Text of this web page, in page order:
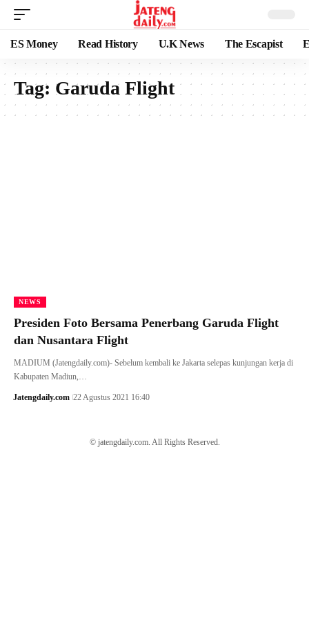
ES Money Read History U.K News The Escapist
Tag: Garuda Flight
NEWS
Presiden Foto Bersama Penerbang Garuda Flight
dan Nusantara Flight
MADIUM (Jatengdaily.com)- Sebelum kembali ke Jakarta selepas kunjungan kerja di
Kabupaten Madiun,…
Jatengdaily.com 22 Agustus 2021 16:40
© jatengdaily.com. All Rights Reserved.